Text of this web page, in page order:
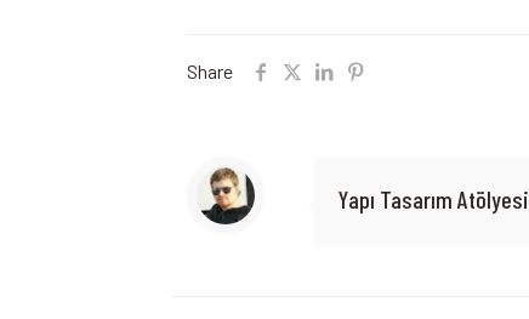
Share
Yapı Tasarım Atölyesi